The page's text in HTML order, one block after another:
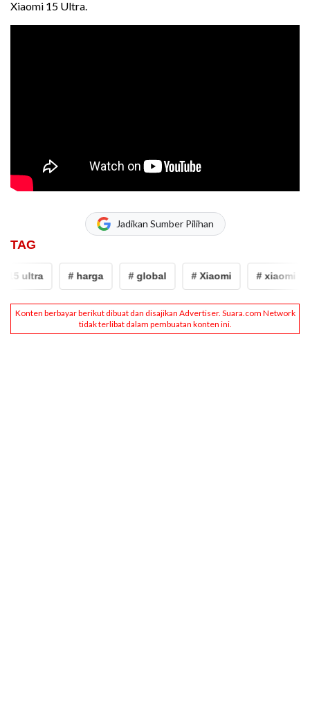
Xiaomi 15 Ultra.
Jadikan Sumber Pilihan
TAG
ultra # harga # global # Xiaomi # xiaomi 15